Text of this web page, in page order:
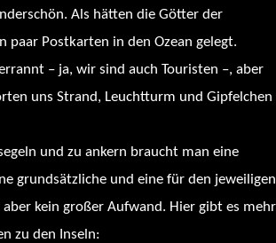
Als hätten die Götter der
paar Postkarten in den Ozean gelegt.
– ja, wir sind auch Touristen –, aber
uns Strand, Leuchtturm und Gipfelchen
und zu ankern braucht man eine
grundsätzliche und eine für den jeweiligen
aber kein großer Aufwand. Hier gibt es mehr
zu den Inseln: